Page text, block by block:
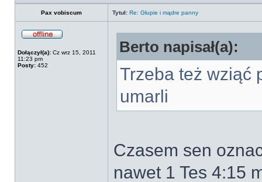
Pax vobiscum Tytuł: Re: Głupie i mądre panny
Dołączył(a): Cz wrz 15, 2011
11:23 pm
Posty: 452
Berto napisał(a):
Trzeba też wziąć
umarli
Czasem sen
nawet 1 Tes 4:15